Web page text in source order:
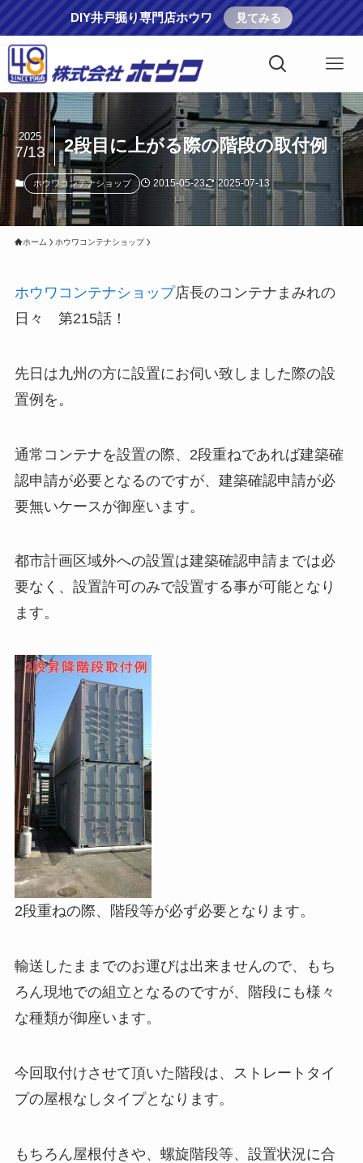
DIY井戸掘り専門店ホウワ 見てみる
2段目に上がる際の階段の取付例
2025
7/13
ホウワコンテナショップ 2015-05-23 2025-07-13
ホーム ホウワコンテナショップ
ホウワコンテナショップ店長のコンテナまみれの
日々 第215話！
先日は九州の方に設置にお伺い致しました際の設
置例を。
通常コンテナを設置の際、2段重ねであれば建築確
認申請が必要となるのですが、建築確認申請が必
要無いケースが御座います。
都市計画区域外への設置は建築確認申請までは必
要なく、設置許可のみで設置する事が可能となり
ます。
2段重ねの際、階段等が必ず必要となります。
輸送したままでのお運びは出来ませんので、もち
ろん現地での組立となるのですが、階段にも様々
な種類が御座います。
今回取付けさせて頂いた階段は、ストレートタイ
プの屋根なしタイプとなります。
もちろん屋根付きや、螺旋階段等、設置状況に合